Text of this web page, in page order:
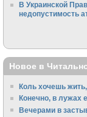
В Украинской
недопустимость
Новое в
Коль хочешь
Конечно, в лужах
Вечерами в